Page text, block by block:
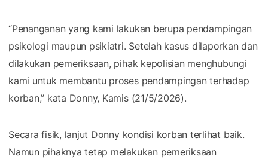
“Penanganan yang kami lakukan berupa pendampingan
psikologi maupun psikiatri. Setelah kasus dilaporkan dan
dilakukan pemeriksaan, pihak kepolisian menghubungi
kami untuk membantu proses pendampingan terhadap
korban,” kata Donny, Kamis (21/5/2026).
Secara fisik, lanjut Donny kondisi korban terlihat baik.
Namun pihaknya tetap melakukan pemeriksaan